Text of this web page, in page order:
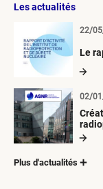
Les actualités
Le
22/
02/
Plus d'actualités